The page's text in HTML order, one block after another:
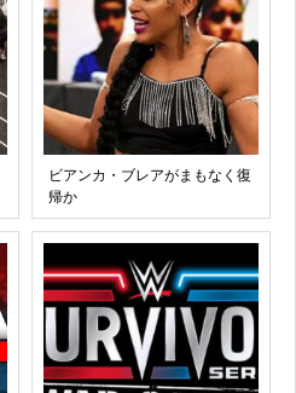
ビアンカ・ブレアがまもなく復
帰か